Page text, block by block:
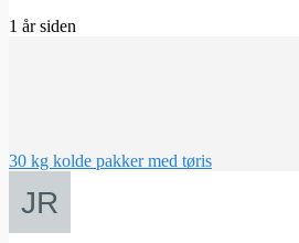
1 år siden
30 kg kolde pakker med tøris